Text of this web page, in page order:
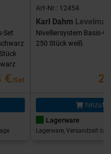
Set
€/Set
Art-Nr.: 12454
Karl Dahm Levelmac
Nivelliersystem Basis-
250 Stück weiß
Lagerware
Lagerware, Versandzeit ca.